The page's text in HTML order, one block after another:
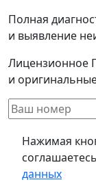
Полная
и выявление
Лицензионное
и
Нажимая
данных